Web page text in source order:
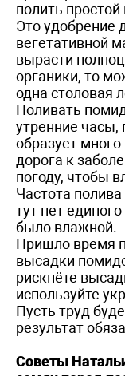
полить
Это удобрение
вегетативной
вырасти
органики, то
одна столовая
Поливать
утренние часы,
образует
дорога к
погоду, чтобы
Частота
тут нет
было влажной.
Пришло время
высадки
рискнёте
используйте
Пусть труд
результат
Советы